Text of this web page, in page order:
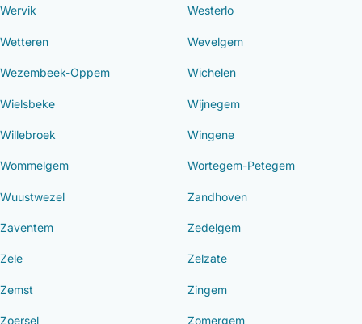
Wervik Westerlo
Wetteren Wevelgem
Wezembeek-Oppem Wichelen
Wielsbeke Wijnegem
Willebroek Wingene
Wommelgem Wortegem-Petegem
Wuustwezel Zandhoven
Zaventem Zedelgem
Zele Zelzate
Zemst Zingem
Zoersel Zomergem